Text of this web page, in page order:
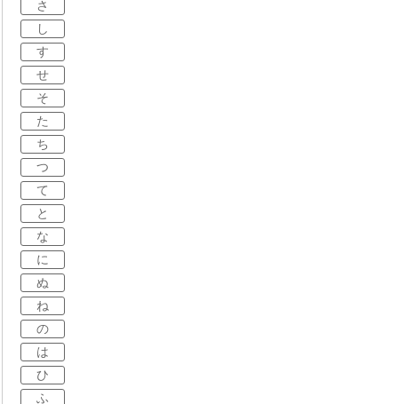
さ
し
す
せ
そ
た
ち
つ
て
と
な
に
ぬ
ね
の
は
ひ
ふ